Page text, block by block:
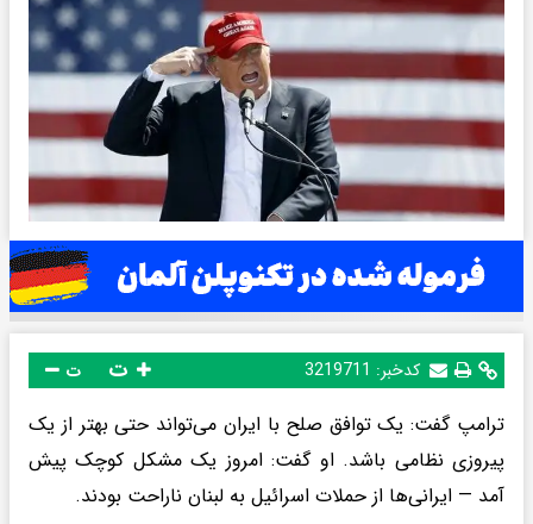
کدخبر: 3219711 ت
ترامپ گفت: یک توافق صلح با ایران می‌تواند حتی بهتر از یک
پیروزی نظامی باشد. او گفت: امروز یک مشکل کوچک پیش
آمد — ایرانی‌ها از حملات اسرائیل به لبنان ناراحت بودند.